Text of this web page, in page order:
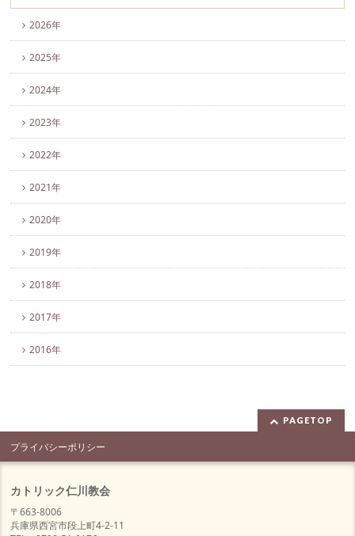
2026年
2025年
2024年
2023年
2022年
2021年
2020年
2019年
2018年
2017年
2016年
PAGETOP
プライバシーポリシー
カトリック仁川教会
〒663-8006
兵庫県西宮市段上町4-2-11